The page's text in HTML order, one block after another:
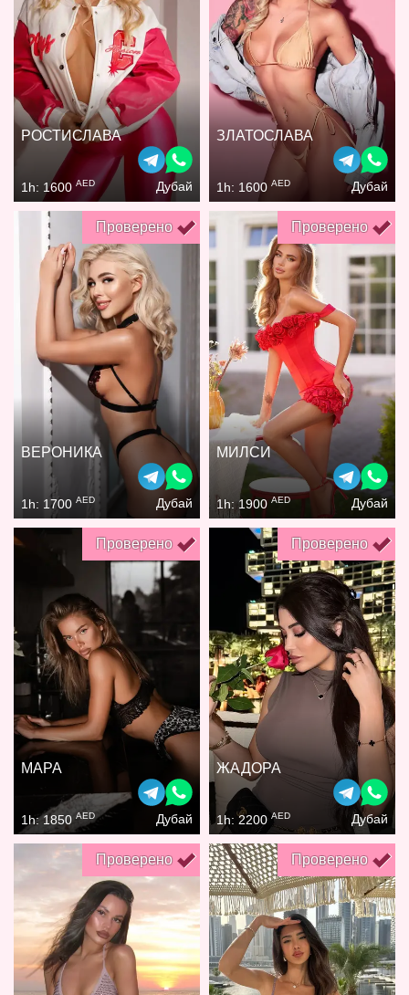
РОСТИСЛАВА
1h: 1600 AED Дубай
ЗЛАТОСЛАВА
1h: 1600 AED Дубай
Проверено
ВЕРОНИКА
1h: 1700 AED Дубай
Проверено
МИЛСИ
1h: 1900AED Дубай
Проверено
МАРА
1h: 1850 AED Дубай
Проверено
ЖАДОРА
1h: 2200 AED Дубай
Проверено Проверено